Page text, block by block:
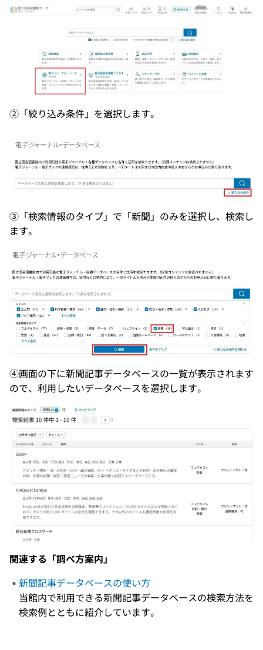
②「絞り込み条件」を選択します。
③「検索情報のタイプ」で「新聞」のみを選択し、検索し
ます。
④画面の下に新聞記事データベースの一覧が表示されます
ので、利用したいデータベースを選択します。
関連する「調べ方案内」
新聞記事データベースの使い方
当館内で利用できる新聞記事データベースの検索方法を
検索例とともに紹介しています。